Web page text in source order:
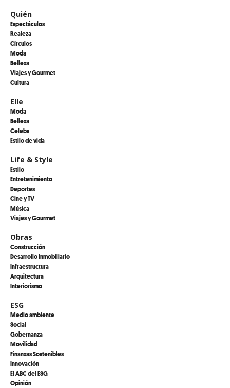
Quién
Espectáculos
Realeza
Círculos
Moda
Belleza
Viajes y Gourmet
Cultura
Elle
Moda
Belleza
Celebs
Estilo de vida
Life & Style
Estilo
Entretenimiento
Deportes
Cine y TV
Música
Viajes y Gourmet
Obras
Construcción
Desarrollo Inmobiliario
Infraestructura
Arquitectura
Interiorismo
ESG
Medio ambiente
Social
Gobernanza
Movilidad
Finanzas Sostenibles
Innovación
El ABC del ESG
Opinión